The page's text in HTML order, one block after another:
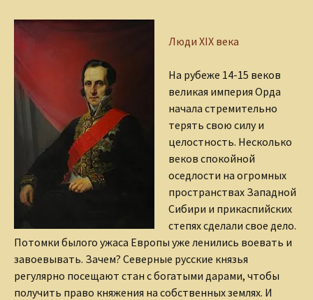
Люди XIX века
На рубеже 14-15 веков
великая империя Орда
начала стремительно
терять свою силу и
целостность. Несколько
веков спокойной
оседлости на огромных
пространствах Западной
Сибири и прикаспийских
степях сделали свое дело.
Потомки былого ужаса Европы уже ленились воевать и
завоевывать. Зачем? Северные русские князья
регулярно посещают стан с богатыми дарами, чтобы
получить право княжения на собственных землях. И